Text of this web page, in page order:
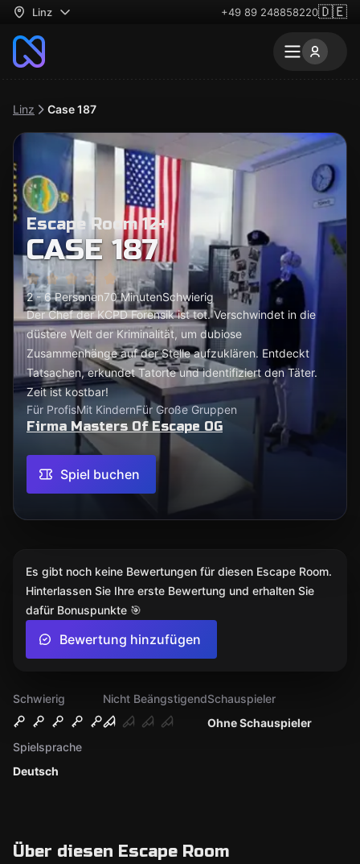
Linz +49 89 248858220🇩🇪
Linz Case 187
Escape Room 12+
CASE 187
2 - 6 Personen70 MinutenSchwierig
Der Chef der KCPD Forensik ist tot. Verschwindet in die
düstere Welt der Kriminalität, um dubiose
Zusammenhänge auf der Stelle aufzuklären. Entdeckt
Tatsachen, erkundet Tatorte und identifiziert den Täter.
Zeit ist kostbar!
Für ProfisMit KindernFür Große Gruppen
Firma Masters Of Escape OG
Spiel buchen
Schwierig
Nicht Beängstigend
Ohne Schauspieler
Schauspieler
Deutsch
Spielsprache
Über diesen Escape Room
Es gibt noch keine Bewertungen für diesen Escape Room.
Hinterlassen Sie Ihre erste Bewertung und erhalten Sie
dafür Bonuspunkte 🎯
Bewertung hinzufügen